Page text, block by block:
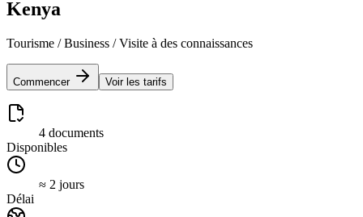
Kenya
Tourisme / Business / Visite à des connaissances
Commencer Voir les tarifs
4 documents
Disponibles
≈ 2 jours
Délai